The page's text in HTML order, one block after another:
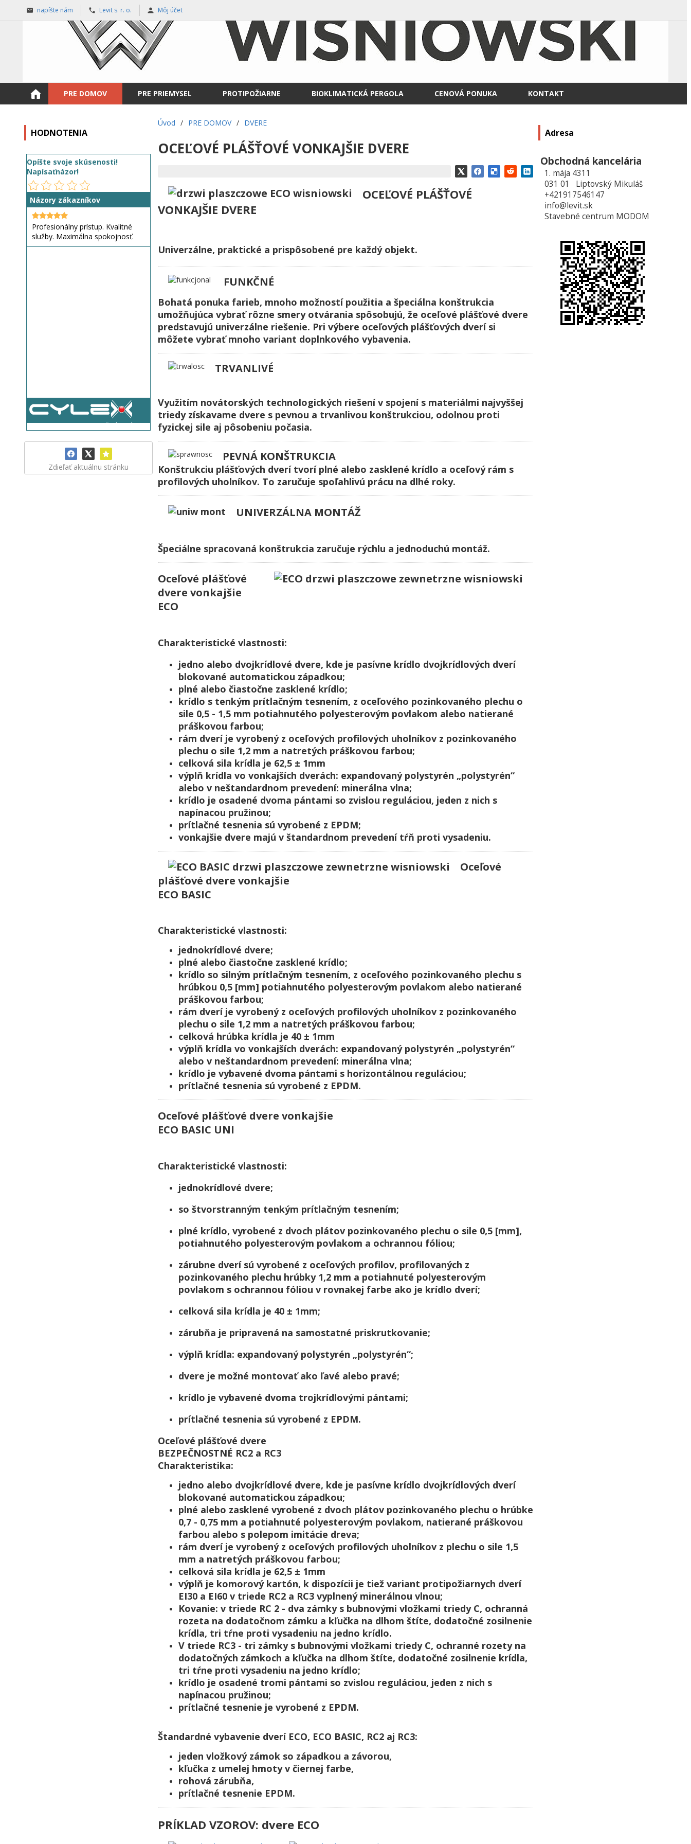
napíšte nám Levit s. r. o. Môj účet
PRE DOMOV PRE PRIEMYSEL PROTIPOŽIARNE BIOKLIMATICKÁ PERGOLA CENOVÁ PONUKA KONTAKT
Adresa
Obchodná kancelária
1. mája 4311
031 01 Liptovský Mikuláš
+421917546147
info@levit.sk
Stavebné centrum MODOM
HODNOTENIA
Opíšte svoje skúsenosti!
Napísaťnázor!
Názory zákazníkov
Profesionálny prístup. Kvalitné
služby. Maximálna spokojnosť.
Všetky názory
Zdieľať aktuálnu stránku
Úvod / PRE DOMOV / DVERE
OCEĽOVÉ PLÁŠŤOVÉ VONKAJŠIE DVERE
OCEĽOVÉ PLÁŠŤOVÉ
VONKAJŠIE DVERE
Univerzálne, praktické a prispôsobené pre každý objekt.
FUNKČNÉ
Bohatá ponuka farieb, mnoho možností použitia a špeciálna konštrukcia
umožňujúca vybrať rôzne smery otvárania spôsobujú, že oceľové plášťové dvere
predstavujú univerzálne riešenie. Pri výbere oceľových plášťových dverí si
môžete vybrať mnoho variant doplnkového vybavenia.
TRVANLIVÉ
Využitím novátorských technologických riešení v spojení s materiálmi najvyššej
triedy získavame dvere s pevnou a trvanlivou konštrukciou, odolnou proti
fyzickej sile aj pôsobeniu počasia.
PEVNÁ KONŠTRUKCIA
Konštrukciu plášťových dverí tvorí plné alebo zasklené krídlo a oceľový rám s
profilových uholníkov. To zaručuje spoľahlivú prácu na dlhé roky.
UNIVERZÁLNA MONTÁŽ
Špeciálne spracovaná konštrukcia zaručuje rýchlu a jednoduchú montáž.
Oceľové plášťové
dvere vonkajšie
ECO
Charakteristické vlastnosti:
jedno alebo dvojkrídlové dvere, kde je pasívne krídlo dvojkrídlových dverí
blokované automatickou západkou;
plné alebo čiastočne zasklené krídlo;
krídlo s tenkým prítlačným tesnením, z oceľového pozinkovaného plechu o
sile 0,5 - 1,5 mm potiahnutého polyesterovým povlakom alebo natierané
práškovou farbou;
rám dverí je vyrobený z oceľových profilových uholníkov z pozinkovaného
plechu o sile 1,2 mm a natretých práškovou farbou;
celková sila krídla je 62,5 ± 1mm
výplň krídla vo vonkajších dverách: expandovaný polystyrén „polystyrén“
alebo v neštandardnom prevedení: minerálna vlna;
krídlo je osadené dvoma pántami so zvislou reguláciou, jeden z nich s
napínacou pružinou;
prítlačné tesnenia sú vyrobené z EPDM;
vonkajšie dvere majú v štandardnom prevedení tŕň proti vysadeniu.
Oceľové
plášťové dvere vonkajšie
ECO BASIC
Charakteristické vlastnosti:
jednokrídlové dvere;
plné alebo čiastočne zasklené krídlo;
krídlo so silným prítlačným tesnením, z oceľového pozinkovaného plechu s
hrúbkou 0,5 [mm] potiahnutého polyesterovým povlakom alebo natierané
práškovou farbou;
rám dverí je vyrobený z oceľových profilových uholníkov z pozinkovaného
plechu o sile 1,2 mm a natretých práškovou farbou;
celková hrúbka krídla je 40 ± 1mm
výplň krídla vo vonkajších dverách: expandovaný polystyrén „polystyrén“
alebo v neštandardnom prevedení: minerálna vlna;
krídlo je vybavené dvoma pántami s horizontálnou reguláciou;
prítlačné tesnenia sú vyrobené z EPDM.
Oceľové plášťové dvere vonkajšie
ECO BASIC UNI
Charakteristické vlastnosti:
jednokrídlové dvere;
so štvorstranným tenkým prítlačným tesnením;
plné krídlo, vyrobené z dvoch plátov pozinkovaného plechu o sile 0,5 [mm],
potiahnutého polyesterovým povlakom a ochrannou fóliou;
zárubne dverí sú vyrobené z oceľových profilov, profilovaných z
pozinkovaného plechu hrúbky 1,2 mm a potiahnuté polyesterovým
povlakom s ochrannou fóliou v rovnakej farbe ako je krídlo dverí;
celková sila krídla je 40 ± 1mm;
zárubňa je pripravená na samostatné priskrutkovanie;
výplň krídla: expandovaný polystyrén „polystyrén“;
dvere je možné montovať ako ľavé alebo pravé;
krídlo je vybavené dvoma trojkrídlovými pántami;
prítlačné tesnenia sú vyrobené z EPDM.
Oceľové plášťové dvere
BEZPEČNOSTNÉ RC2 a RC3
Charakteristika:
jedno alebo dvojkrídlové dvere, kde je pasívne krídlo dvojkrídlových dverí
blokované automatickou západkou;
plné alebo zasklené vyrobené z dvoch plátov pozinkovaného plechu o hrúbke
0,7 - 0,75 mm a potiahnuté polyesterovým povlakom, natierané práškovou
farbou alebo s polepom imitácie dreva;
rám dverí je vyrobený z oceľových profilových uholníkov z plechu o sile 1,5
mm a natretých práškovou farbou;
celková sila krídla je 62,5 ± 1mm
výplň je komorový kartón, k dispozícii je tiež variant protipožiarnych dverí
EI30 a EI60 v triede RC2 a RC3 vyplnený minerálnou vlnou;
Kovanie: v triede RC 2 - dva zámky s bubnovými vložkami triedy C, ochranná
rozeta na dodatočnom zámku a kľučka na dlhom štíte, dodatočné zosilnenie
krídla, tri tŕne proti vysadeniu na jedno krídlo.
V triede RC3 - ​​tri zámky s bubnovými vložkami triedy C, ochranné rozety na
dodatočných zámkoch a kľučka na dlhom štíte, dodatočné zosilnenie krídla,
tri tŕne proti vysadeniu na jedno krídlo;
krídlo je osadené tromi pántami so zvislou reguláciou, jeden z nich s
napínacou pružinou;
prítlačné tesnenie je vyrobené z EPDM.
Štandardné vybavenie dverí ECO, ECO BASIC, RC2 aj RC3:
jeden vložkový zámok so západkou a závorou,
kľučka z umelej hmoty v čiernej farbe,
rohová zárubňa,
prítlačné tesnenie EPDM.
PRÍKLAD VZOROV: dvere ECO